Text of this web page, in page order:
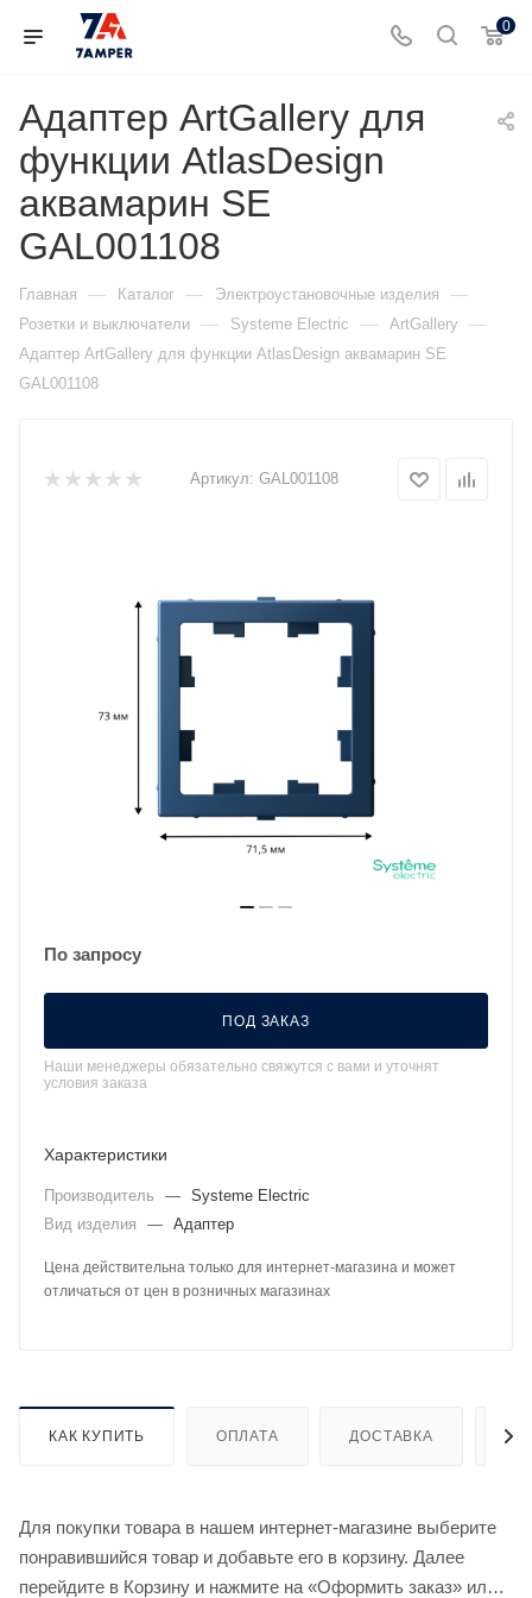
0
Адаптер ArtGallery для
функции AtlasDesign
аквамарин SE
GAL001108
Главная — Каталог — Электроустановочные изделия —
Розетки и выключатели — Systeme Electric — ArtGallery —
Адаптер ArtGallery для функции AtlasDesign аквамарин SE
GAL001108
Артикул: GAL001108
По запросу
ПОД ЗАКАЗ
Наши менеджеры обязательно свяжутся с вами и уточнят
условия заказа
Характеристики
Производитель — Systeme Electric
Вид изделия
— Адаптер
Цена действительна только для интернет-магазина и может
отличаться от цен в розничных магазинах
КАК КУПИТЬ ОПЛАТА ДОСТАВКА
Для покупки товара в нашем интернет-магазине выберите
понравившийся товар и добавьте его в корзину. Далее
перейдите в Корзину и нажмите на «Оформить заказ» или